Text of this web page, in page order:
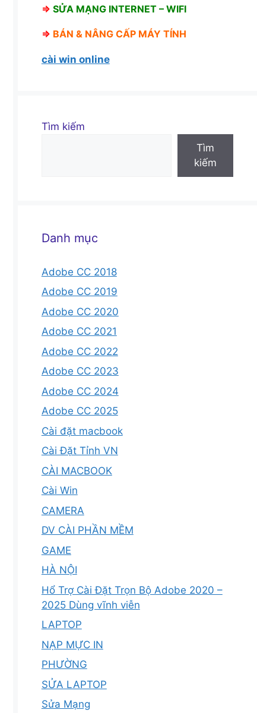
⇒ SỬA MẠNG INTERNET – WIFI
⇒ BÁN & NÂNG CẤP MÁY TÍNH
cài win online
Tìm kiếm
Tìm
kiếm
Danh mục
Adobe CC 2018
Adobe CC 2019
Adobe CC 2020
Adobe CC 2021
Adobe CC 2022
Adobe CC 2023
Adobe CC 2024
Adobe CC 2025
Cài đặt macbook
Cài Đặt Tỉnh VN
CÀI MACBOOK
Cài Win
CAMERA
DV CÀI PHẦN MỀM
GAME
HÀ NỘI
Hổ Trợ Cài Đặt Trọn Bộ Adobe 2020 –
2025 Dùng vĩnh viễn
LAPTOP
NẠP MỰC IN
PHƯỜNG
SỬA LAPTOP
Sửa Mạng